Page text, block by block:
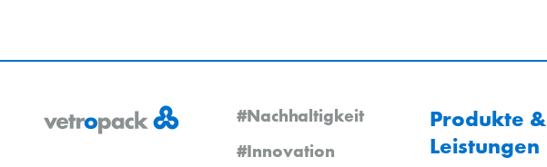
#Nachhaltigkeit
#Innovation
Produkte &
Leistungen